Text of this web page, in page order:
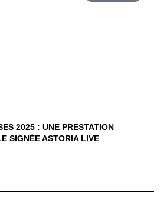
2025 : UNE PRESTATION
SIGNÉE ASTORIA LIVE